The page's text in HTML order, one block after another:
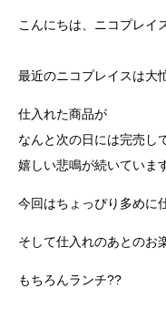
こんにちは、ニコプレイ
最近のニコプレイスは大
仕入れた商品が
なんと次の日には完売し
嬉しい悲鳴が続いていま
今回はちょっぴり多めに
そして仕入れのあとのお
もちろんランチ??